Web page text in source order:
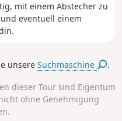
mit einem Abstecher zu
eventuell einem
unsereSuchmaschine .
dieser Tour sind Eigentum
ohne Genehmigung